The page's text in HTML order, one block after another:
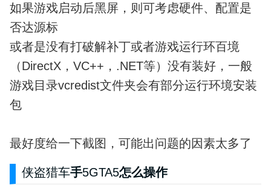
如果游戏启动后黑屏，则可考虑硬件、配置是
否达源标
或者是没有打破解补丁或者游戏运行环百境
（DirectX，VC++，.NET等）没有装好，一般
游戏目录vcredist文件夹会有部分运行环境安装
包
最好度给一下截图，可能出问题的因素太多了
侠盗猎车手5GTA5怎么操作